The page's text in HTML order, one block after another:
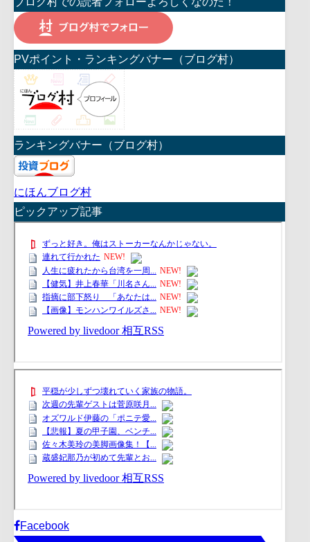
PVポイント・ランキングバナー（ブログ村）
ランキングバナー（ブログ村）
にほんブログ村
ピックアップ記事
Facebook